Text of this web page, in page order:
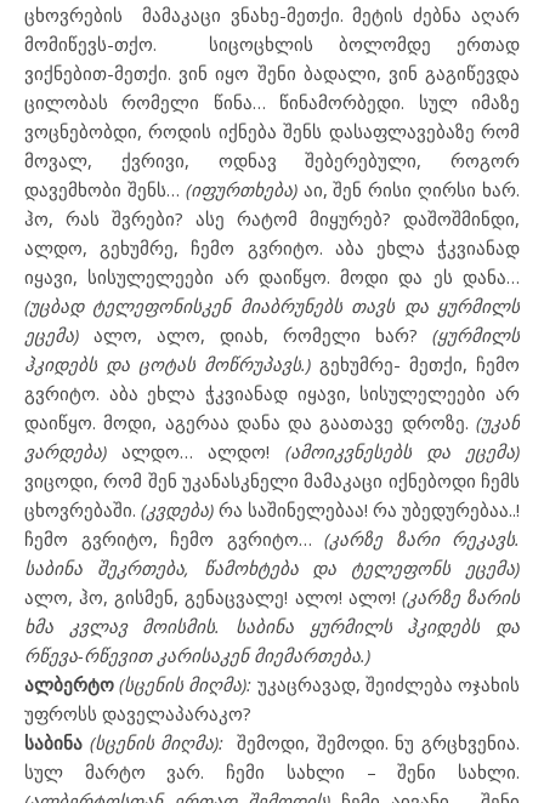
ცხოვრების
მამაკაცი ვნახე-მეთქი. მეტის ძებნა აღარ
მომიწევს-თქო.
სიცოცხლის ბოლომდე ერთად
ვიქნებით-მეთქი. ვინ იყო შენი ბადალი, ვინ გაგიწევდა
ცილობას რომელი წინა… წინამორბედი. სულ იმაზე
ვოცნებობდი, როდის იქნება შენს დასაფლავებაზე რომ
მოვალ, ქვრივი, ოდნავ შებერებული, როგორ
დავემხობი შენს… (იფურთხება)აი, შენ რისი ღირსი ხარ.
ჰო, რას შვრები? ასე რატომ მიყურებ? დაშოშმინდი,
ალდო, გეხუმრე, ჩემო გვრიტო. აბა ეხლა ჭკვიანად
იყავი, სისულელეები არ დაიწყო. მოდი და ეს დანა…
(უცბად ტელეფონისკენ მიაბრუნებს თავს და ყურმილს
ეცემა) ალო, ალო, დიახ, რომელი ხარ? (ყურმილს
ჰკიდებს და ცოტას მოწრუპავს.) გეხუმრე- მეთქი, ჩემო
გვრიტო. აბა ეხლა ჭკვიანად იყავი, სისულელეები არ
დაიწყო. მოდი, აგერაა დანა და გაათავე დროზე. (უკან
ვარდება) ალდო… ალდო! (ამოიკვნესებს და ეცემა)
ვიცოდი, რომ შენ უკანასკნელი მამაკაცი იქნებოდი ჩემს
ცხოვრებაში. (კვდება) რა საშინელებაა! რა უბედურებაა..!
ჩემო გვრიტო, ჩემო გვრიტო… (კარზე ზარი რეკავს.
საბინა შეკრთება, წამოხტება და ტელეფონს ეცემა)
ალო, ჰო, გისმენ, გენაცვალე! ალო! ალო! (კარზე ზარის
ხმა კვლავ მოისმის. საბინა ყურმილს ჰკიდებს და
რწევა-რწევით კარისაკენ მიემართება.)
ალბერტო(სცენის მიღმა): უკაცრავად, შეიძლება ოჯახის
უფროსს დაველაპარაკო?
საბინა (სცენის მიღმა): შემოდი, შემოდი. ნუ გრცხვენია.
სულ მარტო ვარ. ჩემი სახლი – შენი სახლი.